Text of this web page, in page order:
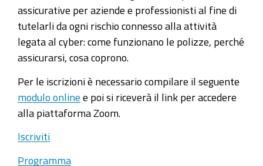
assicurative per aziende e professionisti al fine di
tutelarli da ogni rischio connesso alla attività
legata al cyber: come funzionano le polizze, perché
assicurarsi, cosa coprono.
Per le iscrizioni è necessario compilare il seguente
modulo online e poi si riceverà il link per accedere
alla piattaforma Zoom.
Iscriviti
Programma